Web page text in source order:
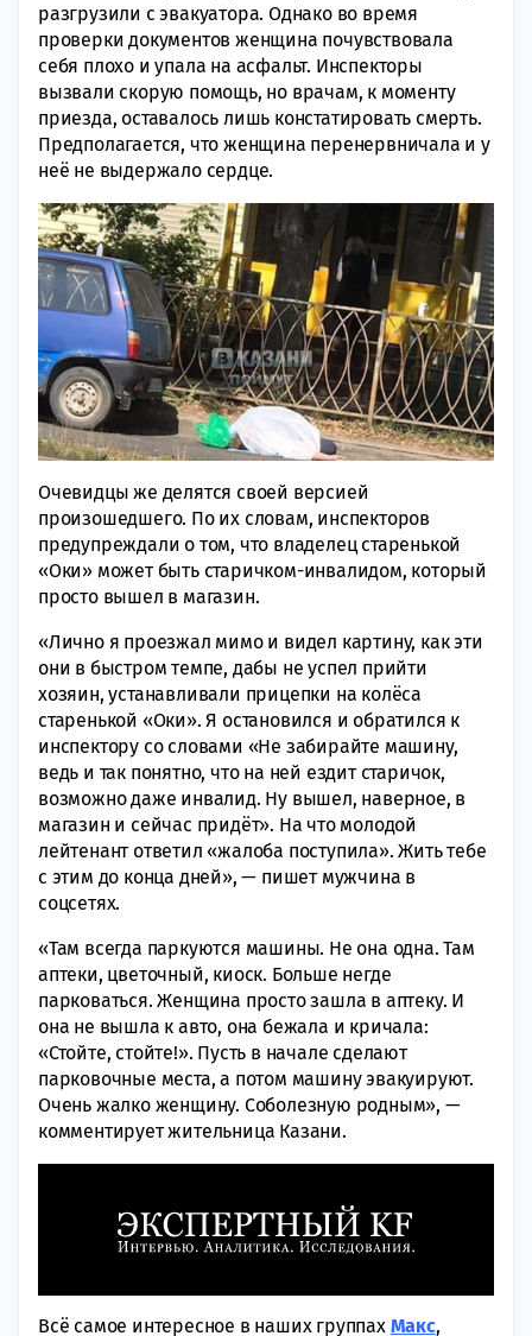
разгрузили с эвакуатора. Однако во время
проверки документов женщина почувствовала
себя плохо и упала на асфальт. Инспекторы
вызвали скорую помощь, но врачам, к моменту
приезда, оставалось лишь констатировать смерть.
Предполагается, что женщина перенервничала и у
неё не выдержало сердце.
Очевидцы же делятся своей версией
произошедшего. По их словам, инспекторов
предупреждали о том, что владелец старенькой
«Оки» может быть старичком-инвалидом, который
просто вышел в магазин.
«Лично я проезжал мимо и видел картину, как эти
они в быстром темпе, дабы не успел прийти
хозяин, устанавливали прицепки на колёса
старенькой «Оки». Я остановился и обратился к
инспектору со словами «Не забирайте машину,
ведь и так понятно, что на ней ездит старичок,
возможно даже инвалид. Ну вышел, наверное, в
магазин и сейчас придёт». На что молодой
лейтенант ответил «жалоба поступила». Жить тебе
с этим до конца дней», — пишет мужчина в
соцсетях.
«Там всегда паркуются машины. Не она одна. Там
аптеки, цветочный, киоск. Больше негде
парковаться. Женщина просто зашла в аптеку. И
она не вышла к авто, она бежала и кричала:
«Стойте, стойте!». Пусть в начале сделают
парковочные места, а потом машину эвакуируют.
Очень жалко женщину. Соболезную родным», —
комментирует жительница Казани.
Всё самое интересное в наших группах Макс,